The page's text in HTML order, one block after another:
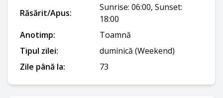
Răsărit/Apus:
Sunrise: 06:00, Sunset:
18:00
Anotimp:
Toamnă
Tipul zilei:
duminică (Weekend)
Zile până la:
73